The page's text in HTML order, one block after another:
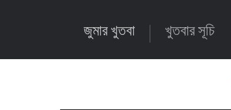
জুমার খুতবা খুতবার সূচি